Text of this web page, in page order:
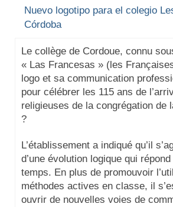
Nuevo logotipo para el colegio
Córdoba
Le collège de Cordoue, connu
« Las Francesas » (les
logo et sa communication
pour célébrer les 115 ans de
religieuses de la congrégation de
?
L’établissement a indiqué qu’il
d’une évolution logique qui
temps. En plus de promouvoir
méthodes actives en classe, il
ouvrir de nouvelles voies de